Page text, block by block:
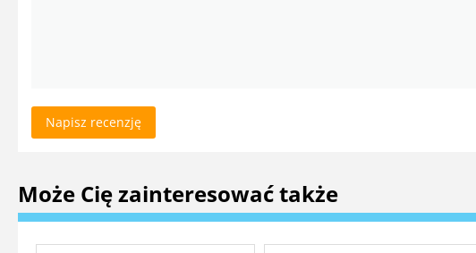
Napisz recenzję
Może Cię zainteresować także